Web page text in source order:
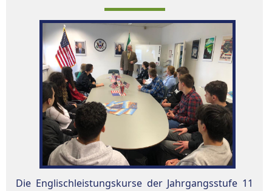
Die Englischleistungskurse der Jahrgangsstufe 11